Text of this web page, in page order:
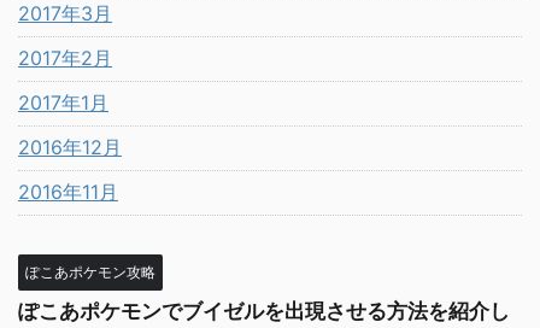
2017年3月
2017年2月
2017年1月
2016年12月
2016年11月
ぽこあポケモン攻略
ぽこあポケモンでブイゼルを出現させる方法を紹介し